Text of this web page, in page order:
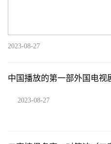
2023-08-27
中国播放的第一部外国电视
2023-08-27